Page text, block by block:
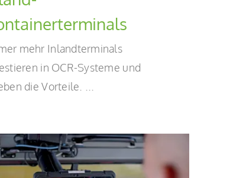
mehr Inlandterminals
in OCR-Systeme und
die Vorteile. ...